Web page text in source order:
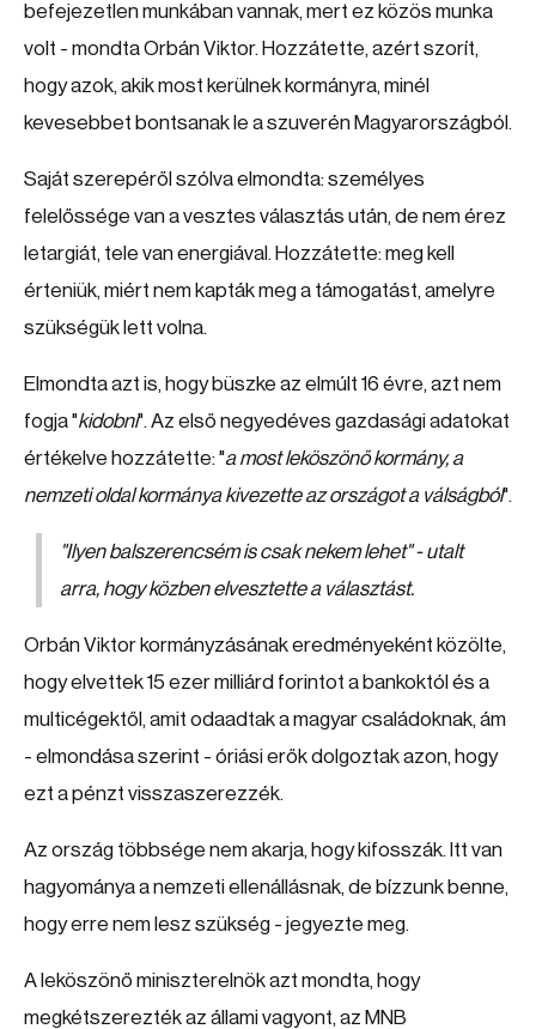
befejezetlen munkában vannak, mert ez közös munka
volt - mondta Orbán Viktor. Hozzátette, azért szorít,
hogy azok, akik most kerülnek kormányra, minél
kevesebbet bontsanak le a szuverén Magyarországból.
Saját szerepéről szólva elmondta: személyes
felelőssége van a vesztes választás után, de nem érez
letargiát, tele van energiával. Hozzátette: meg kell
érteniük, miért nem kapták meg a támogatást, amelyre
szükségük lett volna.
Elmondta azt is, hogy büszke az elmúlt 16 évre, azt nem
fogja "kidobni". Az első negyedéves gazdasági adatokat
értékelve hozzátette: "a most leköszönő kormány, a
nemzeti oldal kormánya kivezette az országot a válságból".
"Ilyen balszerencsém is csak nekem lehet" - utalt
arra, hogy közben elvesztette a választást.
Orbán Viktor kormányzásának eredményeként közölte,
hogy elvettek 15 ezer milliárd forintot a bankoktól és a
multicégektől, amit odaadtak a magyar családoknak, ám
- elmondása szerint - óriási erők dolgoztak azon, hogy
ezt a pénzt visszaszerezzék.
Az ország többsége nem akarja, hogy kifosszák. Itt van
hagyománya a nemzeti ellenállásnak, de bízzunk benne,
hogy erre nem lesz szükség - jegyezte meg.
A leköszönő miniszterelnök azt mondta, hogy
megkétszerezték az állami vagyont, az MNB